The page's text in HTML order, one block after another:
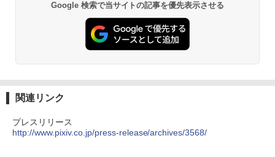
Google 検索で当サイトの記事を優先表示させる
関連リンク
プレスリリース
http://www.pixiv.co.jp/press-release/archives/3568/